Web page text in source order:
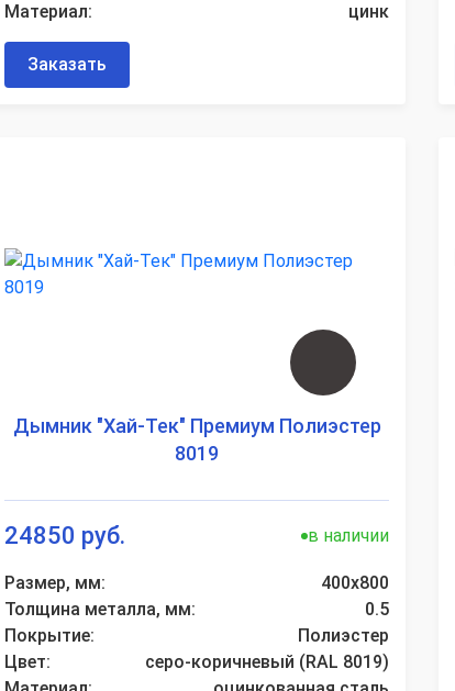
Материал:
цинк
Заказать
Дымник "Хай-Тек" Премиум Полиэстер
8019
24850 руб. в наличии
Размер, мм:
400х800
Толщина металла, мм:
0.5
Покрытие:
Полиэстер
Цвет:
серо-коричневый (RAL 8019)